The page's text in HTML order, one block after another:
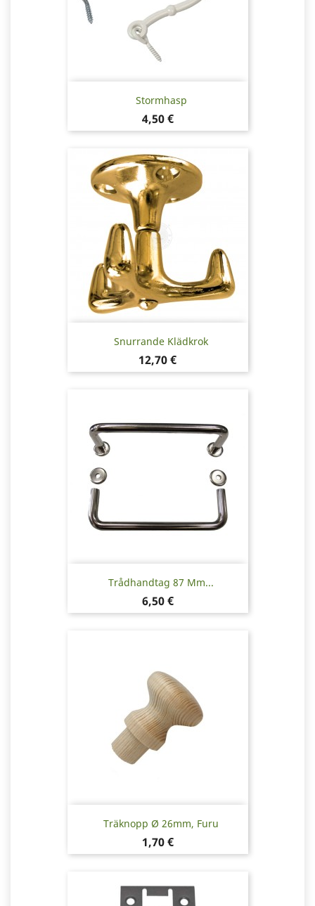
Stormhasp
Pris
4,50 €
Snurrande Klädkrok
Pris
12,70 €
Trådhandtag 87 Mm...
Pris
6,50 €
Träknopp Ø 26mm, Furu
Pris
1,70 €